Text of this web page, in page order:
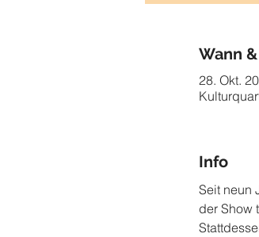
Wann
28. Okt.
Info
Seit neun
der Show